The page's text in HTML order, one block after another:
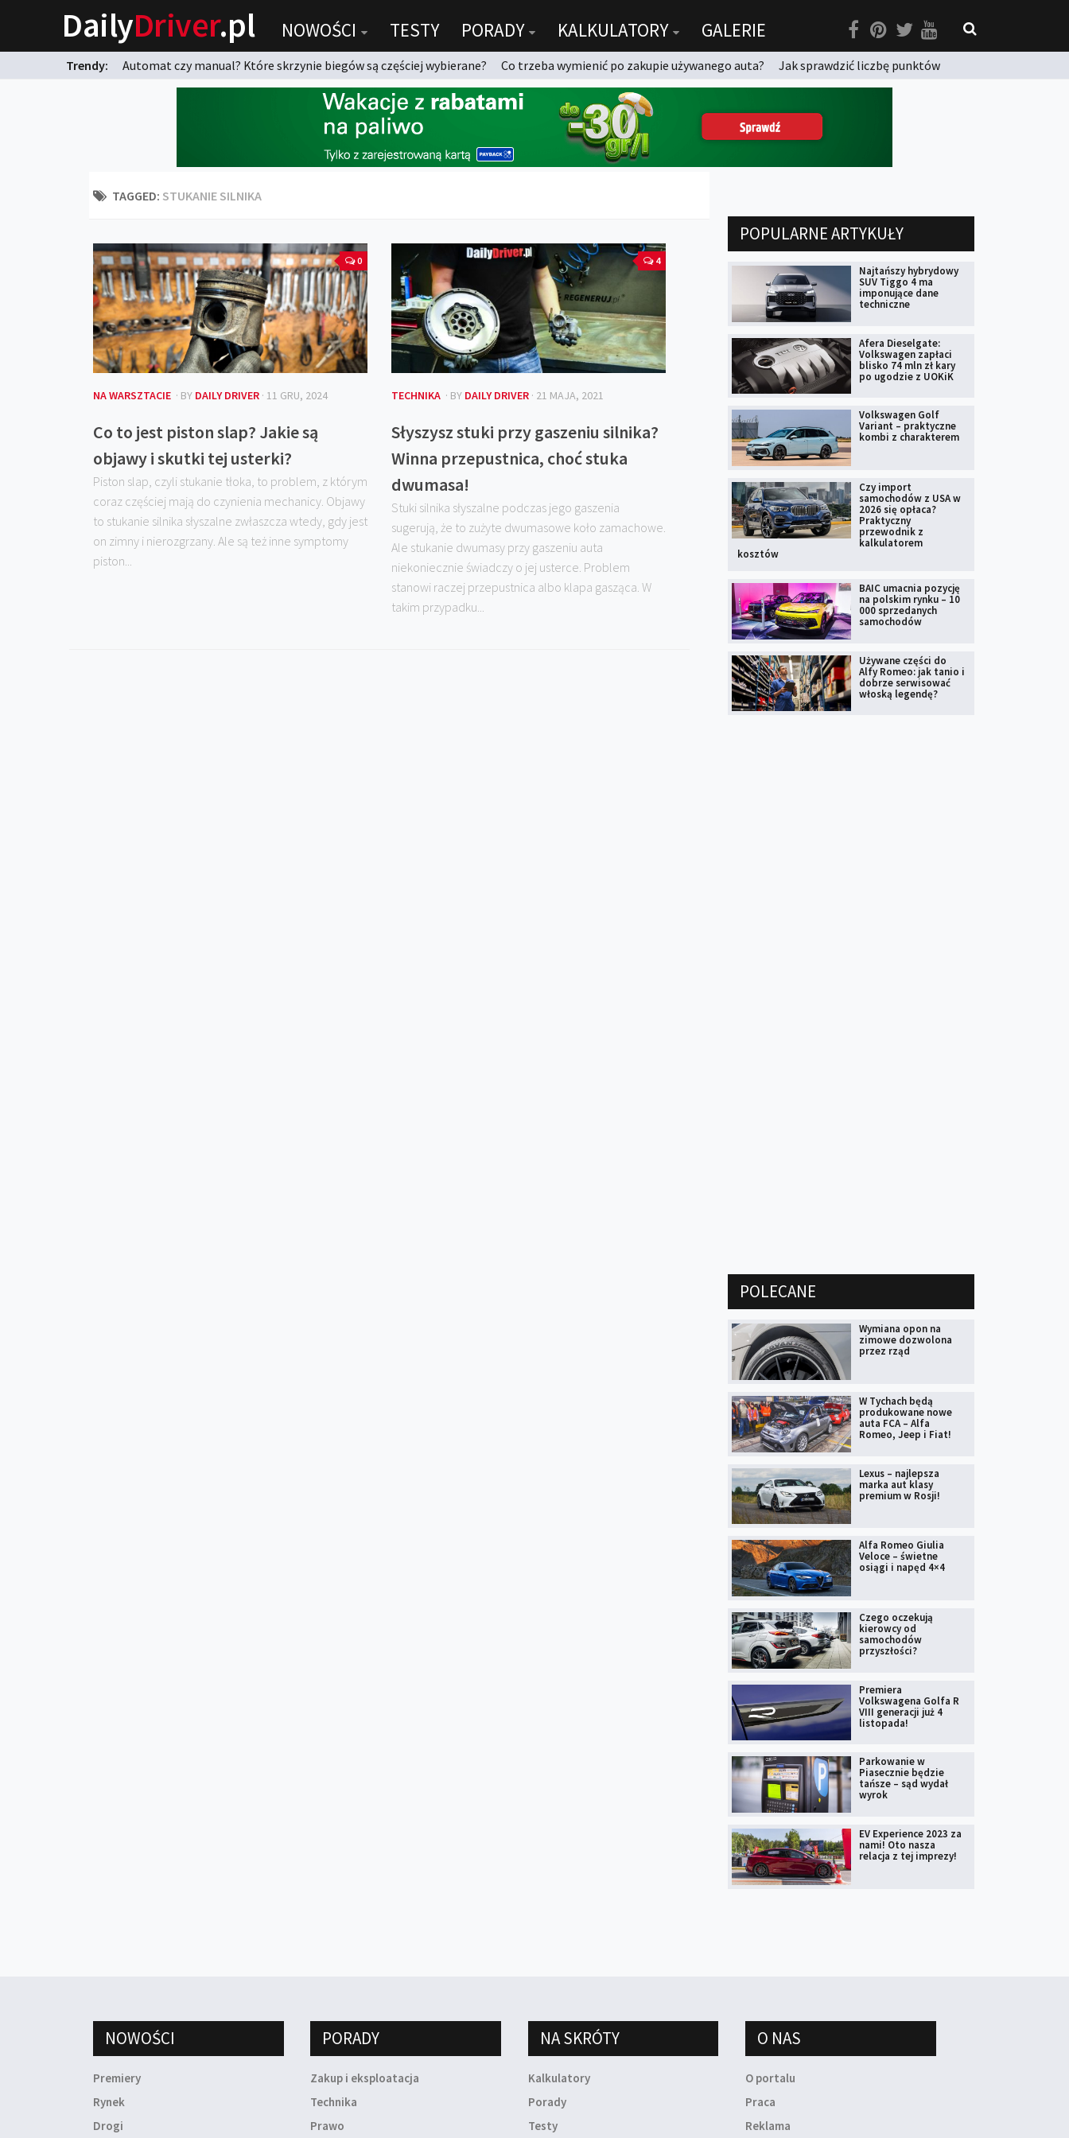
DailyDriver.pl NOWOŚCI TESTY PORADY KALKULATORY GALERIE
Trendy: Automat czy manual? Które skrzynie biegów są częściej wybierane? Co trzeba wymienić po zakupie używanego auta?
Jak sprawdzić liczbę punktów
TAGGED: STUKANIE SILNIKA
0
NA WARSZTACIE · BY DAILY DRIVER · 11 GRU, 2024
Co to jest piston slap? Jakie są
objawy i skutki tej usterki?
Piston slap, czyli stukanie tłoka, to problem, z którym
coraz częściej mają do czynienia mechanicy. Objawy
to stukanie silnika słyszalne zwłaszcza wtedy, gdy jest
on zimny i nierozgrzany. Ale są też inne symptomy
piston...
4
TECHNIKA · BY DAILY DRIVER · 21 MAJA, 2021
Słyszysz stuki przy gaszeniu silnika?
Winna przepustnica, choć stuka
dwumasa!
Stuki silnika słyszalne podczas jego gaszenia
sugerują, że to zużyte dwumasowe koło zamachowe.
Ale stukanie dwumasy przy gaszeniu auta
niekoniecznie świadczy o jej usterce. Problem
stanowi raczej przepustnica albo klapa gasząca. W
takim przypadku...
POPULARNE ARTYKUŁY
Najtańszy hybrydowy
SUV Tiggo 4 ma
imponujące dane
techniczne
Afera Dieselgate:
Volkswagen zapłaci
blisko 74 mln zł kary
po ugodzie z UOKiK
Volkswagen Golf
Variant – praktyczne
kombi z charakterem
Czy import
samochodów z USA w
2026 się opłaca?
Praktyczny
przewodnik z
kalkulatorem
kosztów
BAIC umacnia pozycję
na polskim rynku – 10
000 sprzedanych
samochodów
Używane części do
Alfy Romeo: jak tanio i
dobrze serwisować
włoską legendę?
POLECANE
Wymiana opon na
zimowe dozwolona
przez rząd
W Tychach będą
produkowane nowe
auta FCA – Alfa
Romeo, Jeep i Fiat!
Lexus – najlepsza
marka aut klasy
premium w Rosji!
Alfa Romeo Giulia
Veloce – świetne
osiągi i napęd 4×4
Czego oczekują
kierowcy od
samochodów
przyszłości?
Premiera
Volkswagena Golfa R
VIII generacji już 4
listopada!
Parkowanie w
Piasecznie będzie
tańsze – sąd wydał
wyrok
EV Experience 2023 za
nami! Oto nasza
relacja z tej imprezy!
NOWOŚCI
Premiery
Rynek
Drogi
PORADY
Zakup i eksploatacja
Technika
Prawo
NA SKRÓTY
Kalkulatory
Porady
Testy
O NAS
O portalu
Praca
Reklama